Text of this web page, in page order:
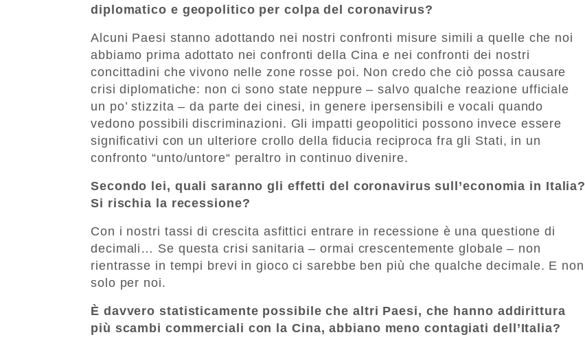
diplomatico e geopolitico per colpa del coronavirus?
Alcuni Paesi stanno adottando nei nostri confronti misure simili a quelle che noi
abbiamo prima adottato nei confronti della Cina e nei confronti dei nostri
concittadini che vivono nelle zone rosse poi. Non credo che ciò possa causare
crisi diplomatiche: non ci sono state neppure – salvo qualche reazione ufficiale
un po’ stizzita – da parte dei cinesi, in genere ipersensibili e vocali quando
vedono possibili discriminazioni. Gli impatti geopolitici possono invece essere
significativi con un ulteriore crollo della fiducia reciproca fra gli Stati, in un
confronto “unto/untore“ peraltro in continuo divenire.
Secondo lei, quali saranno gli effetti del coronavirus sull’economia in Italia?
Si rischia la recessione?
Con i nostri tassi di crescita asfittici entrare in recessione è una questione di
decimali… Se questa crisi sanitaria – ormai crescentemente globale – non
rientrasse in tempi brevi in gioco ci sarebbe ben più che qualche decimale. E non
solo per noi.
È davvero statisticamente possibile che altri Paesi, che hanno addirittura
più scambi commerciali con la Cina, abbiano meno contagiati dell’Italia?